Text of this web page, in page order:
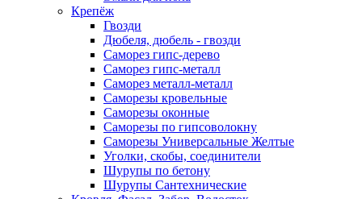
Крепёж
Гвозди
Дюбеля, дюбель - гвозди
Саморез гипс-дерево
Саморез гипс-металл
Саморез металл-металл
Саморезы кровельные
Саморезы оконные
Саморезы по гипсоволокну
Саморезы Универсальные Желтые
Уголки, скобы, соединители
Шурупы по бетону
Шурупы Сантехнические